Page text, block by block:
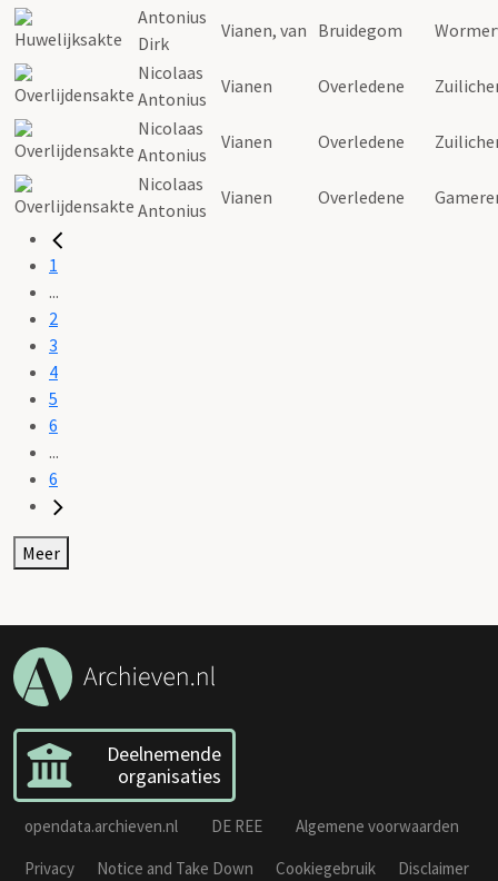
Antonius
Dirk
Vianen, van Bruidegom
Nicolaas
Antonius
Vianen Overledene
Nicolaas
Antonius
Vianen Overledene
Nicolaas
Antonius
Vianen Overledene
1
...
2
3
4
5
6
...
6
Meer
Deelnemende
organisaties
opendata.archieven.nl DE REE
Algemene voorwaarden
Privacy
Notice and Take Down Cookiegebruik
Disclaimer